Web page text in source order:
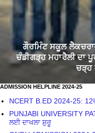
ਗੌਰਮਿੰਟ ਸਕੂਲ
ਚੰਡੀਗੜ੍ਹ ਮਹਾਰੈਲੀ ਦਾ
ਚੜ੍ਹ
ADMISSION HELPLINE 2024-25
NCERT B.ED 2024-25:
PUNJABI UNIVERSITY
ਲਈ ਦਾਖਲਾ ਸ਼ੁਰੂ